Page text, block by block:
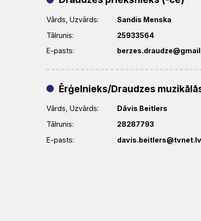
Vārds, Uzvārds:
Sandis Menska
Tālrunis:
25933564
E-pasts:
Ērģelnieks/Draudzes
Vārds, Uzvārds:
Dāvis Beitlers
Tālrunis:
28287793
E-pasts:
davis.beitlers@tvnet.lv